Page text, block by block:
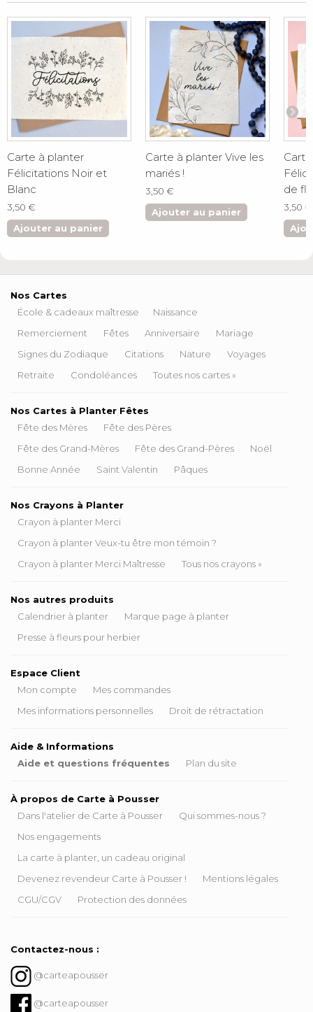
Carte à planter
Félicitations Noir et
Blanc
3,50 €
Ajouter au panier
Carte à planter Vive les
mariés !
3,50 €
Ajouter au panier
de
3,50 €
Nos Cartes
École & cadeaux maîtresse
Naissance
Remerciement
Fêtes Anniversaire
Mariage
Signes du Zodiaque
Citations Nature
Voyages
Retraite
Condoléances Toutes nos cartes »
Nos Cartes à Planter Fêtes
Fête des Mères
Fête des Pères
Fête des Grand-Mères
Fête des Grand-Pères
Noël
Bonne Année
Saint Valentin Pâques
Nos Crayons à Planter
Crayon à planter Merci
Crayon à planter Veux-tu être mon témoin ?
Crayon à planter Merci Maîtresse
Tous nos crayons »
Nos autres produits
Calendrier à planter
Marque page à planter
Presse à fleurs pour herbier
Espace Client
Mon compte
Mes commandes
Mes informations personnelles
Droit de rétractation
Aide & Informations
Aide et questions fréquentes
Plan du site
À propos de Carte à Pousser
Dans l'atelier de Carte à Pousser
Qui sommes-nous ?
Nos engagements
La carte à planter, un cadeau original
Devenez revendeur Carte à Pousser !
Mentions légales
CGU/CGV
Protection des données
Contactez-nous :
@carteapousser
@carteapousser